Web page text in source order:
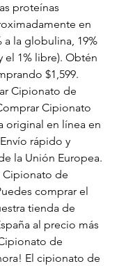
proteínas
en
a la globulina, 19%
el 1% libre). Obtén
$1,599.
Cipionato de
Cipionato
original en línea en
rápido y
la Unión Europea.
Cipionato de
comprar el
tienda de
al precio más
de
El cipionato de